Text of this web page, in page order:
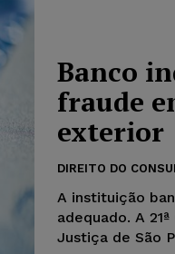
Banco
fraude
exterior
DIREITO DO
A instituição
adequado. A
Justiça de São